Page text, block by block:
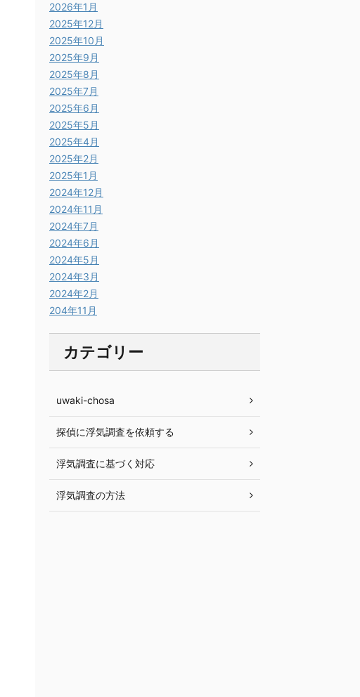
2026年1月
2025年12月
2025年10月
2025年9月
2025年8月
2025年7月
2025年6月
2025年5月
2025年4月
2025年2月
2025年1月
2024年12月
2024年11月
2024年7月
2024年6月
2024年5月
2024年3月
2024年2月
204年11月
カテゴリー
uwaki-chosa
探偵に浮気調査を依頼する
浮気調査に基づく対応
浮気調査の方法